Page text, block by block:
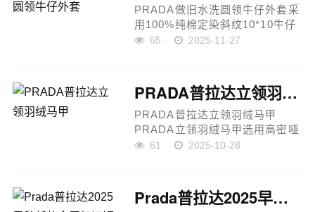
PRADA做旧水洗圆领牛仔外套采
用100%纯棉定染斜纹10*10牛仔
面料，经人工马骝与成衣洗褪工
穿着轻松无负担；圆领搭配长袖
设...
65 2025-11-27
PRADA普拉达立领羽绒马甲
PRADA普拉达立领羽绒马甲
PRADA立领羽绒马甲选用高密哑
光尼龙面料，触感柔滑且具挺括
实用性。立领设计搭配同料包边
工艺...
61 2025-10-28
Prada普拉达2025早秋新款金属标识短袖收腰连衣裙